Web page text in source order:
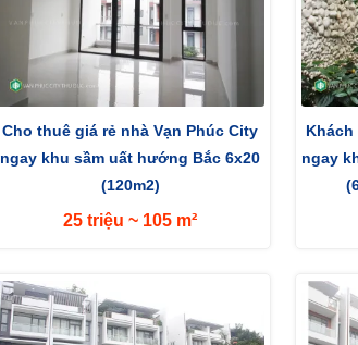
Cho thuê giá rẻ nhà Vạn Phúc City
ngay khu sầm uất hướng Bắc 6x20
(120m2)
25 triệu ~ 105 m²
Khách
ngay